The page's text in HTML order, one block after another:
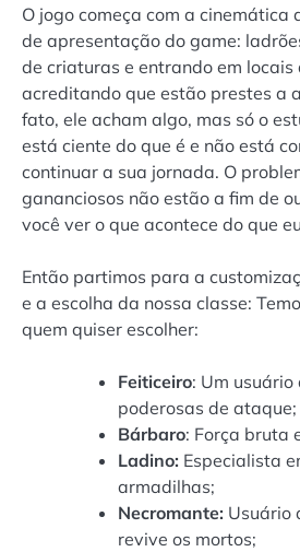
O jogo começa com a cinemática
de apresentação do game:
de criaturas e entrando em locais
acreditando que estão prestes a
fato, ele acham algo, mas só o
está ciente do que é e não está
continuar a sua jornada. O
gananciosos não estão a fim de
você ver o que acontece do que
Então partimos para a
e a escolha da nossa classe:
quem quiser escolher:
Feiticeiro: Um
poderosas de ataque;
Bárbaro: Força bruta
Ladino: Especialista
armadilhas;
Necromante: Usuário
revive os mortos;